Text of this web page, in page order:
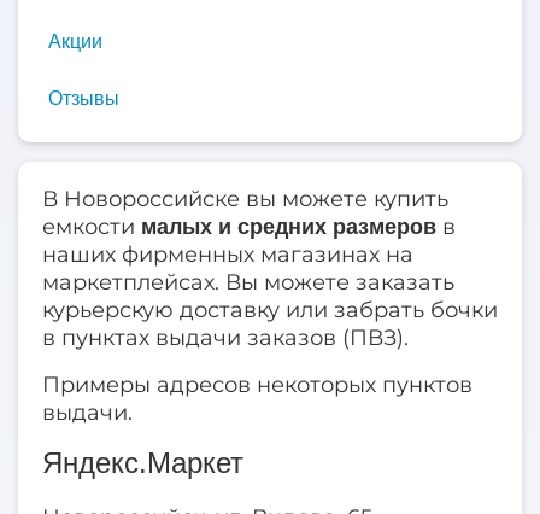
В Новороссийске вы можете купить
емкости малых и средних размеров в
наших фирменных магазинах на
маркетплейсах. Вы можете заказать
курьерскую доставку или забрать бочки
в пунктах выдачи заказов (ПВЗ).
Примеры адресов некоторых пунктов
выдачи.
Яндекс.Маркет
Акции
Отзывы